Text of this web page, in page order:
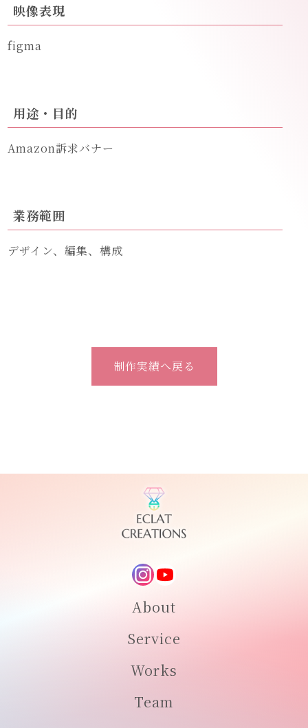
映像表現
figma
用途・目的
Amazon訴求バナー
業務範囲
デザイン、編集、構成
制作実績へ戻る
About
Service
Works
Team